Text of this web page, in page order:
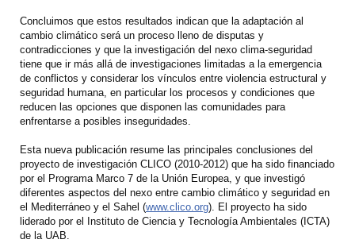
Concluimos que estos resultados indican que la adaptación al
cambio climático será un proceso lleno de disputas y
contradicciones y que la investigación del nexo clima-seguridad
tiene que ir más allá de investigaciones limitadas a la emergencia
de conflictos y considerar los vínculos entre violencia estructural y
seguridad humana, en particular los procesos y condiciones que
reducen las opciones que disponen las comunidades para
enfrentarse a posibles inseguridades.
Esta nueva publicación resume las principales conclusiones del
proyecto de investigación CLICO (2010-2012) que ha sido financiado
por el Programa Marco 7 de la Unión Europea, y que investigó
diferentes aspectos del nexo entre cambio climático y seguridad en
el Mediterráneo y el Sahel (www.clico.org). El proyecto ha sido
liderado por el Instituto de Ciencia y Tecnología Ambientales (ICTA)
de la UAB.